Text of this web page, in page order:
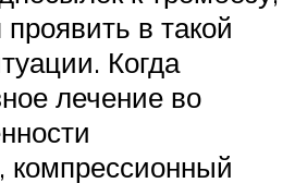
в такой
Когда
лечение во
компрессионный